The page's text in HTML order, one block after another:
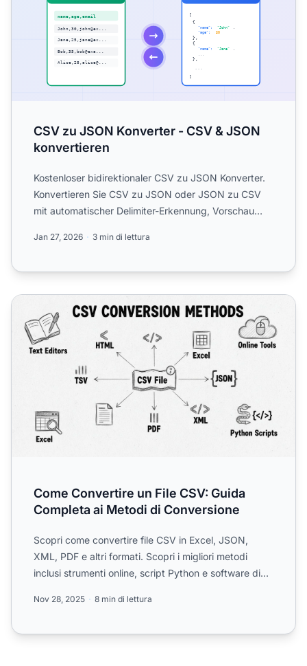
CSV zu JSON Konverter - CSV & JSON
konvertieren
Kostenloser bidirektionaler CSV zu JSON Konverter.
Konvertieren Sie CSV zu JSON oder JSON zu CSV
mit automatischer Delimiter-Erkennung, Vorschau
Jan 27, 2026 3 min di lettura
Come Convertire un File CSV: Guida Completa ai Metodi
Come Convertire un File CSV: Guida
Completa ai Metodi di Conversione
Scopri come convertire file CSV in Excel, JSON,
XML, PDF e altri formati. Scopri i migliori metodi
inclusi strumenti online, script Python e software di
Nov 28, 2025 8 min di lettura